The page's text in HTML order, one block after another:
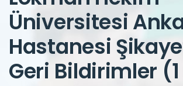
Üniversitesi
Hastanesi
Geri Bildirimler